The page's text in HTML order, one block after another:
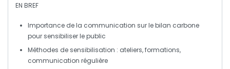
EN BREF
Importance de la communication sur le bilan carbone
pour sensibiliser le public
Méthodes de sensibilisation : ateliers, formations,
communication régulière